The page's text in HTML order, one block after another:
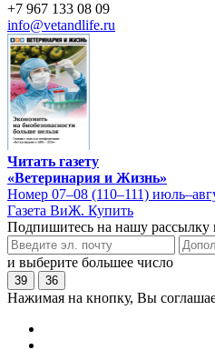
+7 967 133 08 09
info@vetandlife.ru
Читать газету
«Ветеринария и Жизнь»
Номер 07–08 (110–111)
Газета ВиЖ. Купить
Подпишитесь на нашу рассылку
и выберите большее число
39 36
Нажимая на кнопку, Вы